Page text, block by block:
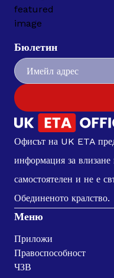
Бюлетин
Офисът на UK ETA
информация за
самостоятелен и не е
Обединеното кралство.
Меню
Приложи
Правоспособност
ЧЗВ